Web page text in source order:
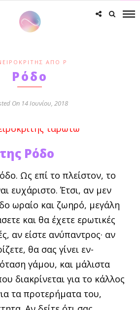
ΑΠΌ Ρ
Ρόδο
On 14 Ιουνίου, 2018
Ρόδο
Ως επί το πλείστον, το
ευχάριστο. Έτσι, αν μεν
ωραίο και ζωηρό, μεγάλη
και θα έχετε ερωτικές
αν είστε ανύπα­ντρος· αν
θα σας γίνει εν­
γάμου, και μάλιστα
διακρίνεται για το κάλλος
τα προτερήματα του,